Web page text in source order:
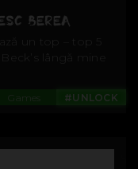
BEREA
un top – top 5
lângă mine
#UNLOCK
Games